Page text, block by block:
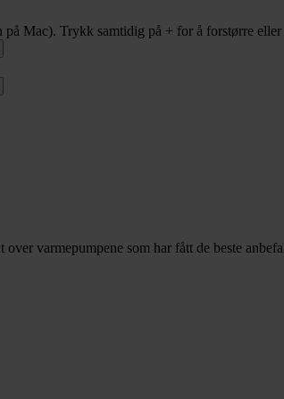
på Mac). Trykk samtidig på + for å forstørre
over varmepumpene som har fått de beste